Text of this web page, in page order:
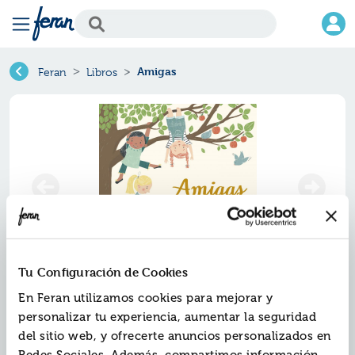
Tu Configuración de Cookies
En Feran utilizamos cookies para mejorar y
personalizar tu experiencia, aumentar la seguridad
del sitio web, y ofrecerte anuncios personalizados en
Feran Libros Amigas
Amigas
Ref. ZMV-7708603
ISBN:9788417708603